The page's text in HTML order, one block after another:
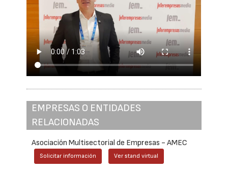
EMPRESAS O ENTIDADES
RELACIONADAS
Asociación Multisectorial de Empresas - AMEC
Solicitar información Ver stand virtual